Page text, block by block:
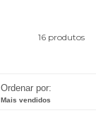
16 produtos
Ordenar por:
Mais vendidos